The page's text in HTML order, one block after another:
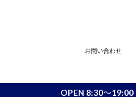
OPEN 8:30～19:00
お問い合わせ